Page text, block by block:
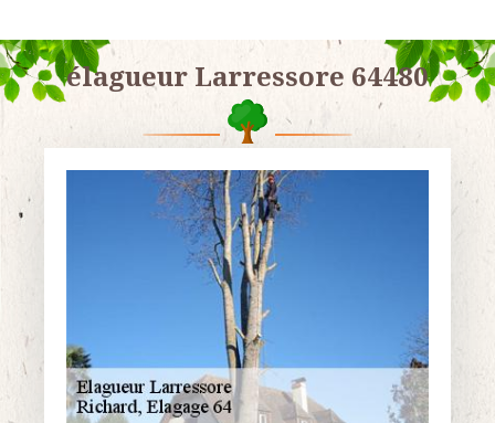
élagueur Larressore 64480